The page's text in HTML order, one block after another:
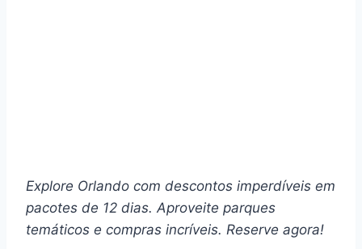
Explore Orlando com descontos imperdíveis em
pacotes de 12 dias. Aproveite parques
temáticos e compras incríveis. Reserve agora!